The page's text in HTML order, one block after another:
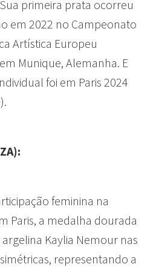
primeira prata ocorreu
em 2022 no Campeonato
Artística Europeu
Munique, Alemanha. E
foi em Paris 2024
feminina na
Paris, a medalha dourada
Kaylia Nemour nas
representando a